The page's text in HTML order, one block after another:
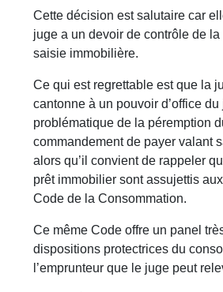
Cette décision est salutaire car
juge a un devoir de contrôle de
saisie immobilière.
Ce qui est regrettable est que la
cantonne à un pouvoir d’office
problématique de la péremption
commandement de payer valant
alors qu’il convient de rappeler
prêt immobilier sont assujettis
Code de la Consommation.
Ce même Code offre un panel
dispositions protectrices du
l’emprunteur que le juge peut